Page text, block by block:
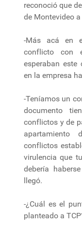
reconoció que
de Montevideo
-Más acá en
conflicto con
esperaban
en la empresa
-Teníamos un
documento
conflictos y de
apartamiento
conflictos
virulencia que
debería
llegó.
-¿Cuál es el
planteado a